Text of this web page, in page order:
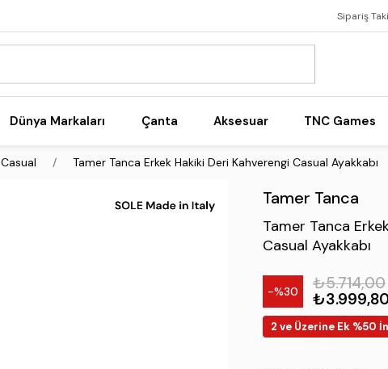
Sipariş
Dünya Markaları Çanta Aksesuar TNC Games
Casual Tamer Tanca Erkek Hakiki Deri Kahverengi Casual Ayakkabı
Tamer Tanca
Tamer Tanca
Casual Ayakkabı
30
₺5.714,00
2 ve Üzerine Ek %50